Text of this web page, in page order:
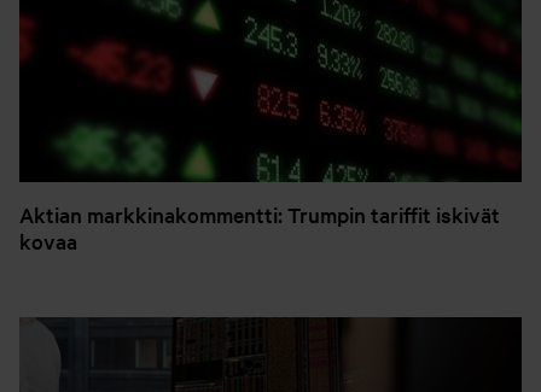
Aktian markkinakommentti: Trumpin tariffit iskivät
kovaa